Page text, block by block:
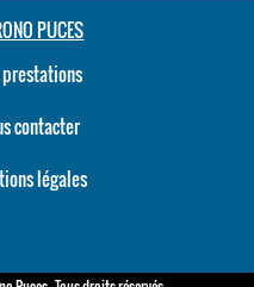
PUCES
prestations
contacter
légales